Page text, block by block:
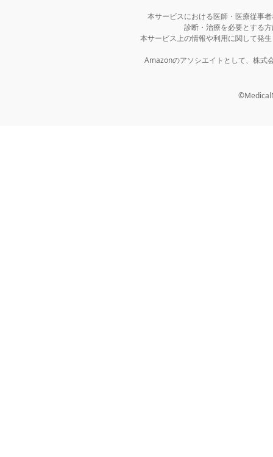
本サービスにおける医師・医療従事
診断・治療を必要とする
本サービス上の情報や利用に関して発
Amazonのアソシエイトとして、株式